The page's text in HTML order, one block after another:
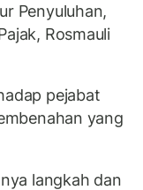
Penyuluhan,
Rosmauli
pejabat
yang
langkah dan